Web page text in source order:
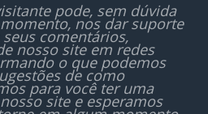
pode, sem dúvida
nos dar suporte
comentários,
nosso site em redes
o que podemos
de como
para você ter uma
site e esperamos